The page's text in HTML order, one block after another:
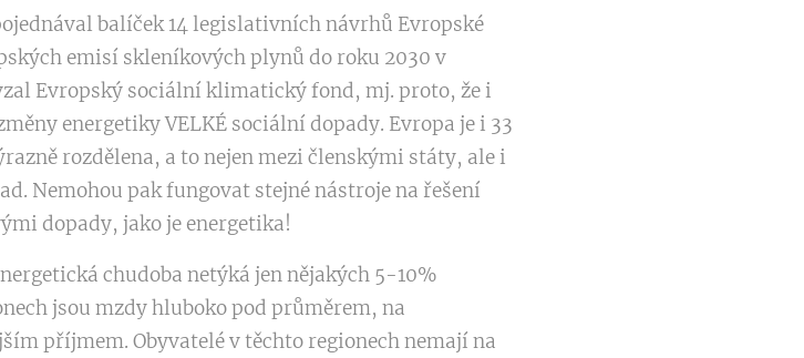
balíček 14 legislativních návrhů Evropské
emisí skleníkových plynů do roku 2030 v
Evropský sociální klimatický fond, mj. proto, že i
energetiky VELKÉ sociální dopady. Evropa je i 33
rozdělena, a to nejen mezi členskými státy, ale i
Nemohou pak fungovat stejné nástroje na řešení
dopady, jako je energetika!
chudoba netýká jen nějakých 5-10%
jsou mzdy hluboko pod průměrem, na
příjmem. Obyvatelé v těchto regionech nemají na